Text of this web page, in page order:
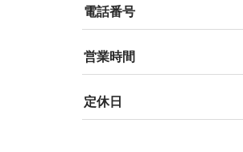
電話番号
営業時間
定休日